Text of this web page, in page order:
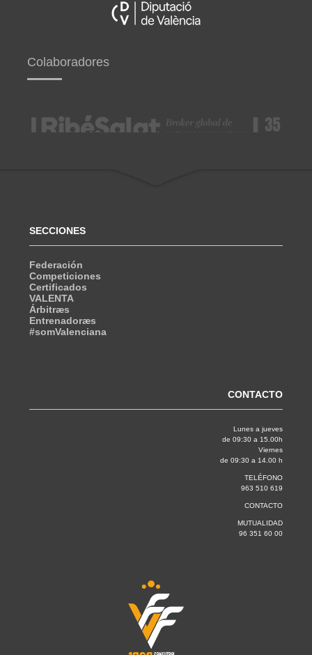
Colaboradores
SECCIONES
Federación
Competiciones
Certificados
VALENTA
Árbitræs
Entrenadoræs
#somValenciana
CONTACTO
Lunes a jueves
de 09:30 a 15.00h
Viernes
de 09:30 a 14.00 h
TELÉFONO
963 510 619
CONTACTO
MUTUALIDAD
96 351 60 00